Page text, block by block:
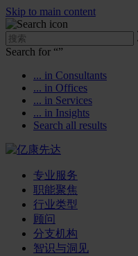
Skip to main content
Search for “”
... in Consultants
... in Offices
... in Services
... in Insights
Search all results
专业服务
职能聚焦
行业类型
顾问
分支机构
智识与洞见